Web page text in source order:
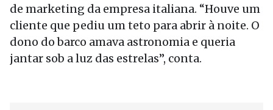
de marketing da empresa italiana. “Houve um
cliente que pediu um teto para abrir à noite. O
dono do barco amava astronomia e queria
jantar sob a luz das estrelas”, conta.